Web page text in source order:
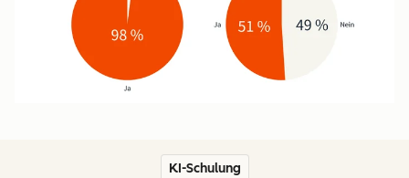
KI-Schulung